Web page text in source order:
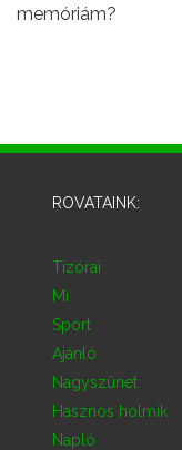
memóriám?
ROVATAINK:
Tízórai
Mi
Sport
Ajánló
Nagyszünet
Hasznos holmik
Napló